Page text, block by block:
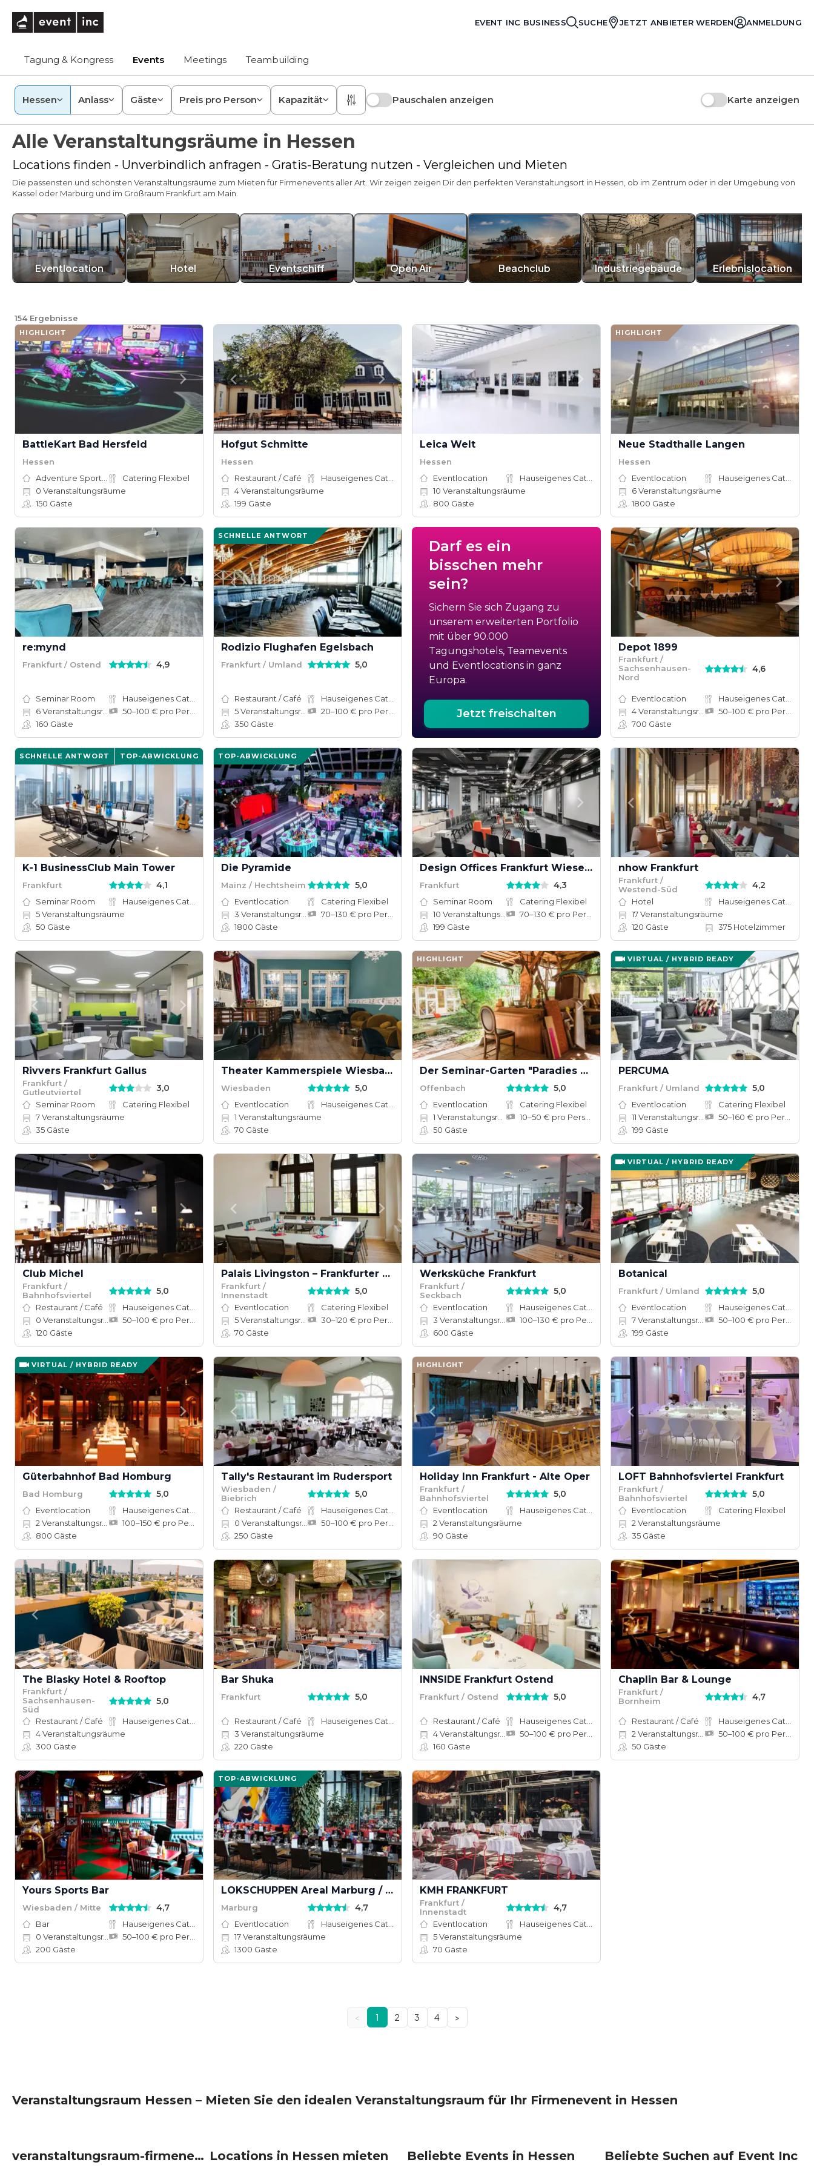
EVENT INC BUSINESS SUCHE JETZT ANBIETER WERDEN ANMELDUNG
Tagung & Kongress Events Meetings Teambuilding
Hessen Anlass Gäste Preis pro Person Kapazität Pauschalen anzeigen Karte anzeigen
Alle Veranstaltungsräume in Hessen
Locations finden - Unverbindlich anfragen - Gratis-Beratung nutzen - Vergleichen und Mieten
Die passensten und schönsten Veranstaltungsräume zum Mieten für Firmenevents aller Art. Wir zeigen zeigen Dir den perfekten Veranstaltungsort in Hessen, ob im Zentrum oder in der Umgebung von
Kassel oder Marburg und im Großraum Frankfurt am Main.
Eventlocation Hotel Eventschiff Open Air Beachclub Industriegebäude Erlebnislocation
154 Ergebnisse
HIGHLIGHT
BattleKart Bad Hersfeld
Hessen
Catering Flexibel
0 Veranstaltungsräume
150 Gäste
Hofgut Schmitte
Hessen
Restaurant / Café
4Veranstaltungsräume
199 Gäste
Leica Welt
Hessen
Eventlocation
10 Veranstaltungsräume
800 Gäste
HIGHLIGHT
Neue Stadthalle Langen
Hessen
Eventlocation
6Veranstaltungsräume
1800 Gäste
re:mynd
Frankfurt / Ostend 4,9
Seminar Room
6Veranstaltungsräume
160 Gäste
SCHNELLE ANTWORT
Rodizio Flughafen Egelsbach
Frankfurt / Umland 5,0
Restaurant / Café
5Veranstaltungsräume
350 Gäste
Darf es ein
bisschen mehr
sein?
Sichern Sie sich Zugang zu
unserem erweiterten Portfolio
mit über 90.000
Tagungshotels, Teamevents
und Eventlocations in ganz
Europa.
Jetzt freischalten
Depot 1899
Frankfurt /
Sachsenhausen-
Nord
4,6
Eventlocation
4Veranstaltungsräume
700 Gäste
SCHNELLE ANTWORT TOP-ABWICKLUNG
K-1 BusinessClub Main Tower
Frankfurt 4,1
Seminar Room
5Veranstaltungsräume
50 Gäste
TOP-ABWICKLUNG
Die Pyramide
Mainz / Hechtsheim 5,0
Eventlocation
Catering Flexibel
3 Veranstaltungsräume
1800 Gäste
Design Offices Frankfurt Wiesenhüttenplatz
Frankfurt 4,3
Seminar Room
Catering Flexibel
10 Veranstaltungsräume
199 Gäste
nhow Frankfurt
Frankfurt /
Westend-Süd
4,2
Hotel
17Veranstaltungsräume
120 Gäste 375 Hotelzimmer
Rivvers Frankfurt Gallus
Frankfurt /
Gutleutviertel
3,0
Seminar Room
Catering Flexibel
7Veranstaltungsräume
35 Gäste
Theater Kammerspiele Wiesbaden
Wiesbaden 5,0
Eventlocation
1 Veranstaltungsräume
70 Gäste
HIGHLIGHT
Der Seminar-Garten "Paradies & Das"
Offenbach 5,0
Eventlocation
Catering Flexibel
1 Veranstaltungsräume
50 Gäste
VIRTUAL / HYBRID READY
PERCUMA
Frankfurt / Umland 5,0
Eventlocation
Catering Flexibel
11 Veranstaltungsräume
199 Gäste
Club Michel
Frankfurt /
Bahnhofsviertel
5,0
Restaurant / Café
0 Veranstaltungsräume
120 Gäste
Palais Livingston – Frankfurter Presse Club
Frankfurt /
Innenstadt
5,0
Eventlocation
Catering Flexibel
5Veranstaltungsräume
70 Gäste
Werksküche Frankfurt
Frankfurt /
Seckbach
5,0
Eventlocation
3 Veranstaltungsräume
600 Gäste
VIRTUAL / HYBRID READY
Botanical
Frankfurt / Umland 5,0
Eventlocation
7Veranstaltungsräume
199 Gäste
VIRTUAL / HYBRID READY
Güterbahnhof Bad Homburg
Bad Homburg 5,0
Eventlocation
2 Veranstaltungsräume
800 Gäste
Tally's Restaurant im Rudersport
Wiesbaden /
Biebrich
5,0
Restaurant / Café
0 Veranstaltungsräume
250 Gäste
HIGHLIGHT
Holiday Inn Frankfurt - Alte Oper
Frankfurt /
Bahnhofsviertel
5,0
Eventlocation
2 Veranstaltungsräume
90 Gäste
LOFT Bahnhofsviertel Frankfurt
Frankfurt /
Bahnhofsviertel
5,0
Eventlocation
Catering Flexibel
2 Veranstaltungsräume
35 Gäste
The Blasky Hotel & Rooftop
Frankfurt /
Sachsenhausen-
Süd
5,0
Restaurant / Café
4Veranstaltungsräume
300 Gäste
Bar Shuka
Frankfurt 5,0
Restaurant / Café
3 Veranstaltungsräume
220 Gäste
INNSIDE Frankfurt Ostend
Frankfurt / Ostend 5,0
Restaurant / Café
4Veranstaltungsräume
160 Gäste
Chaplin Bar & Lounge
Frankfurt /
Bornheim
4,7
Restaurant / Café
2 Veranstaltungsräume
50 Gäste
Yours Sports Bar
Wiesbaden / Mitte 4,7
Bar
0 Veranstaltungsräume
200 Gäste
TOP-ABWICKLUNG
LOKSCHUPPEN Areal Marburg / NOXX Hotel
Marburg 4,7
Eventlocation
17Veranstaltungsräume
1300 Gäste
KMH FRANKFURT
Frankfurt /
Innenstadt
4,7
Eventlocation
5Veranstaltungsräume
70 Gäste
< 1 2 3 4 >
Veranstaltungsraum Hessen – Mieten Sie den idealen Veranstaltungsraum für Ihr Firmenevent in Hessen
veranstaltungsraum-firmenevents um Hessen Locations in Hessen mieten Beliebte Events in Hessen Beliebte Suchen auf Event Inc